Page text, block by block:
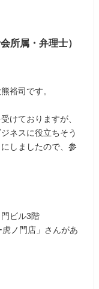
所属・弁理士）
裕司です。
けておりますが、
ネスに役立ちそう
しましたので、参
ビル3階
虎ノ門店」さんがあ